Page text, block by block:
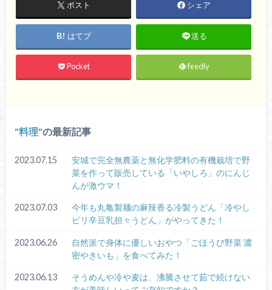
ポスト シェア
はてブ 送る
Pocket feedly
料理 の最新記事
2023.07.15
安城で完全無農薬と無化学肥料の有機栽培で野
菜を作って販売している「いやしろ」のにんじ
んが激ウマ！
2023.07.03
今年も丸亀製麺の麻辣香る冷製うどん「冷やし
ピリ辛豆乳担々うどん」がやってきた！
2023.06.26
自然派で身体に優しいおやつ「ごほうび野菜 濃
密やきいも」を食べてみた！
2023.06.13
そうめんや冷や麦は、沸騰させて茹で続けない